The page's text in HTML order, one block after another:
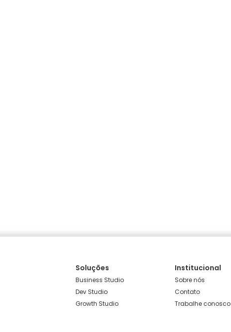
Soluções
Business Studio
Growth Studio
Dev Studio
Institucional
Sobre nós
Contato
Trabalhe conosco